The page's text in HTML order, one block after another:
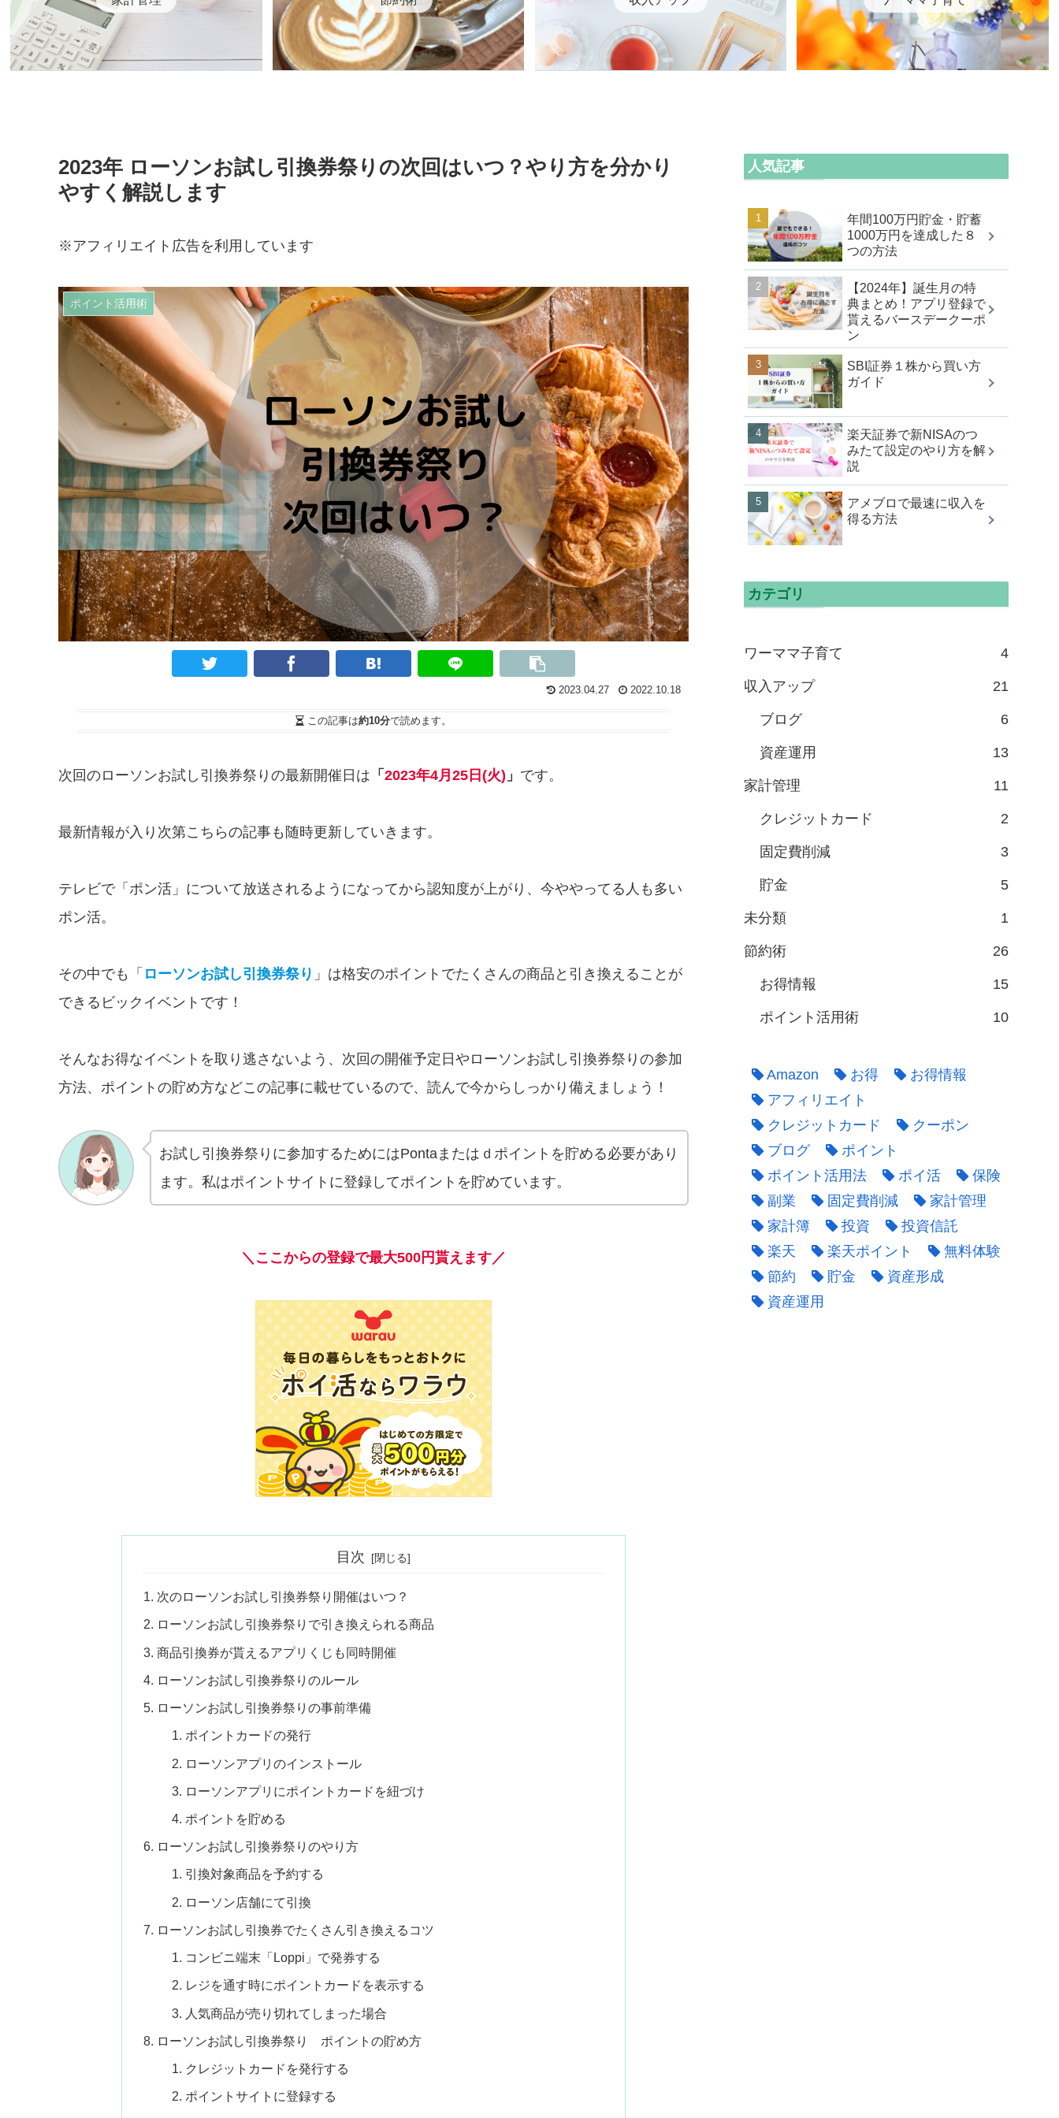
2023年 ローソンお試し引換券祭りの次回はいつ？やり方を分かり
やすく解説します
※アフィリエイト広告を利用しています
ポイント活用術
2023.04.27 2022.10.18
この記事は約10分で読めます。
次回のローソンお試し引換券祭りの最新開催日は 「 2023年4月25日(火) 」 です。
最新情報が入り次第こちらの記事も随時更新していきます。
テレビで「ポン活」について放送されるようになってから認知度が上がり、今ややってる人も多い
ポン活。
その中でも「 ローソンお試し引換券祭り 」は格安のポイントでたくさんの商品と引き換えることが
できるビックイベントです！
そんなお得なイベントを取り逃さないよう、次回の開催予定日やローソンお試し引換券祭りの参加
方法、ポイントの貯め方などこの記事に載せているので、読んで今からしっかり備えましょう！
お試し引換券祭りに参加するためにはPontaまたはｄポイントを貯める必要があり
ます。私はポイントサイトに登録してポイントを貯めています。
＼ここからの登録で最大500円貰えます／
目次
次のローソンお試し引換券祭り開催はいつ？
ローソンお試し引換券祭りで引き換えられる商品
商品引換券が貰えるアプリくじも同時開催
ローソンお試し引換券祭りのルール
ローソンお試し引換券祭りの事前準備
ポイントカードの発行
ローソンアプリのインストール
ローソンアプリにポイントカードを紐づけ
ポイントを貯める
ローソンお試し引換券祭りのやり方
引換対象商品を予約する
ローソン店舗にて引換
ローソンお試し引換券でたくさん引き換えるコツ
コンビニ端末「Loppi」で発券する
レジを通す時にポイントカードを表示する
人気商品が売り切れてしまった場合
ローソンお試し引換券祭り ポイントの貯め方
クレジットカードを発行する
ポイントサイトに登録する
人気記事
年間100万円貯金・貯蓄
1000万円を達成した８
つの方法
【2024年】誕生月の特
典まとめ！アプリ登録で
貰えるバースデークーポ
ン
SBI証券１株から買い方
ガイド
楽天証券で新NISAのつ
みたて設定のやり方を解
説
アメブロで最速に収入を
得る方法
カテゴリ
ワーママ子育て 4
収入アップ 21
ブログ 6
資産運用 13
家計管理 11
クレジットカード 2
固定費削減 3
貯金 5
未分類 1
節約術 26
お得情報 15
ポイント活用術 10
Amazon お得
お得情報
アフィリエイト
クレジットカード
クーポン
ブログ
ポイント
ポイント活用法
ポイ活
保険
副業
固定費削減
家計管理
家計簿
投資
投資信託
楽天
楽天ポイント
無料体験
節約
貯金
資産形成
資産運用